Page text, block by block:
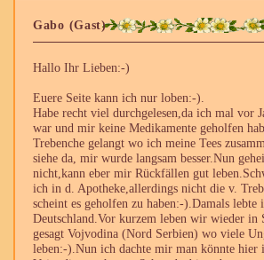
Gabo (Gast)
Hallo Ihr Lieben:-)
Euere Seite kann ich nur loben:-).
Habe recht viel durchgelesen,da ich mal vor
war und mir keine Medikamente geholfen
Trebenche gelangt wo ich meine Tees
siehe da, mir wurde langsam besser.Nun
nicht,kann eber mir Rückfällen gut
ich in d. Apotheke,allerdings nicht die v.
scheint es geholfen zu haben:-).Damals lebte
Deutschland.Vor kurzem leben wir wieder in
gesagt Vojvodina (Nord Serbien) wo viele
leben:-).Nun ich dachte mir man könnte hier